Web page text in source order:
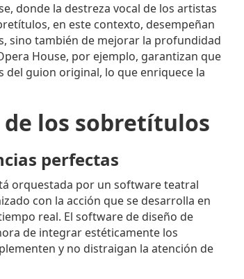
donde la destreza vocal de los artistas
en este contexto, desempeñan
sino también de mejorar la profundidad
House, por ejemplo, garantizan que
del guion original, lo que enriquece la
los sobretítulos
perfectas
orquestada por un software teatral
con la acción que se desarrolla en
real. El software de diseño de
de integrar estéticamente los
y no distraigan la atención de